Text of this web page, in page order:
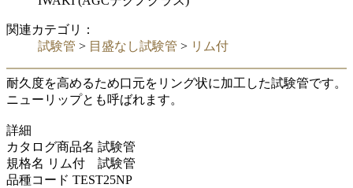
関連カテゴリ：
試験管 > 目盛なし試験管 > リム付
耐久度を高めるため口元をリング状に加工した試験管です。
ニューリップとも呼ばれます。
詳細
カタログ商品名 試験管
規格名 リム付 試験管
品種コード TEST25NP